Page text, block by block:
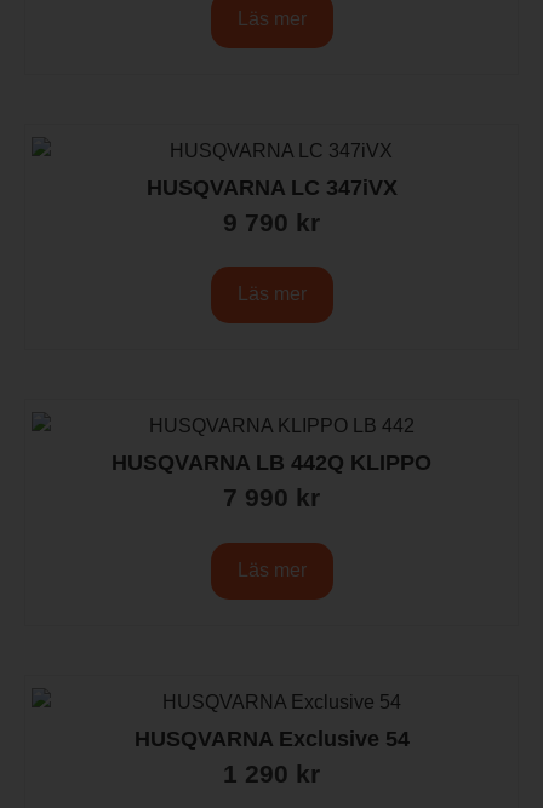
Läs mer
HUSQVARNA LC 347iVX
9 790 kr
Läs mer
HUSQVARNA LB 442Q KLIPPO
7 990 kr
Läs mer
HUSQVARNA Exclusive 54
1 290 kr